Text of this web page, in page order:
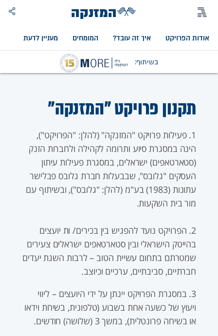
המזנקה
אודות הפרויקט איך זה עובד? המומחים מעניין לדעת
בשיתוף:
תקנון פרויקט "המזנקה"
1. פעילות פרויקט "המזנקה" (להלן: "הפרויקט"),
הינה במסגרת סיוע ותרומה לקהילה ולחברות הזנק
(סטארטאפים) ישראלים, במסגרת פעילות עיתון
העסקים "גלובס", שבבעלות חברת גלובס פבלישר
עתונות (1983) בע"מ (להלן: "גלובס"), ובשיתוף עם
מור בית השקעות.
2. הפרויקט נועד להפגיש בין בכירים/ ות יועצים
בהייטק הישראלי ובין סטארטאפים ישראלים צעירים
שמטרתם בתחום עשיית הטוב – לרבות השגת יעדים
חברתיים, סביבתיים, ערכיים וכיוצב.
3. במסגרת הפרויקט יינתן על ידי היועצים – ליווי
ויעוץ של כשעה אחת בשבוע (טלפונית, בשיחת וידאו
או בשיחה פרונטלית), במשך 3 (שלושה) חודשים.